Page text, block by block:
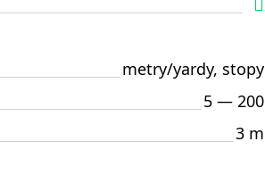
metry/yardy, stopy
5 — 200
3 m